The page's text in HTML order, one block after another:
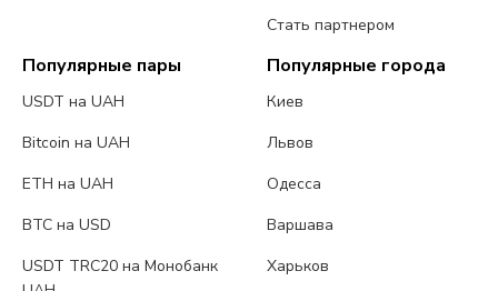
Стать партнером
Популярные пары
USDT на UAH
Bitcoin на UAH
ETH на UAH
BTC на USD
USDT TRC20 на Монобанк
Популярные города
Киев
Львов
Одесса
Варшава
Харьков